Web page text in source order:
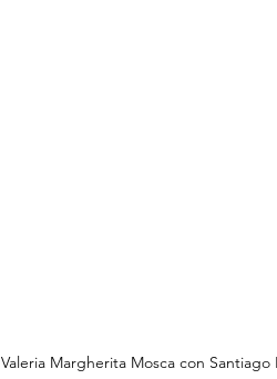
Valeria Margherita Mosca con Santiago